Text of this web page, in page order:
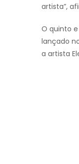
artista”,
O quinto
lançado
a artista